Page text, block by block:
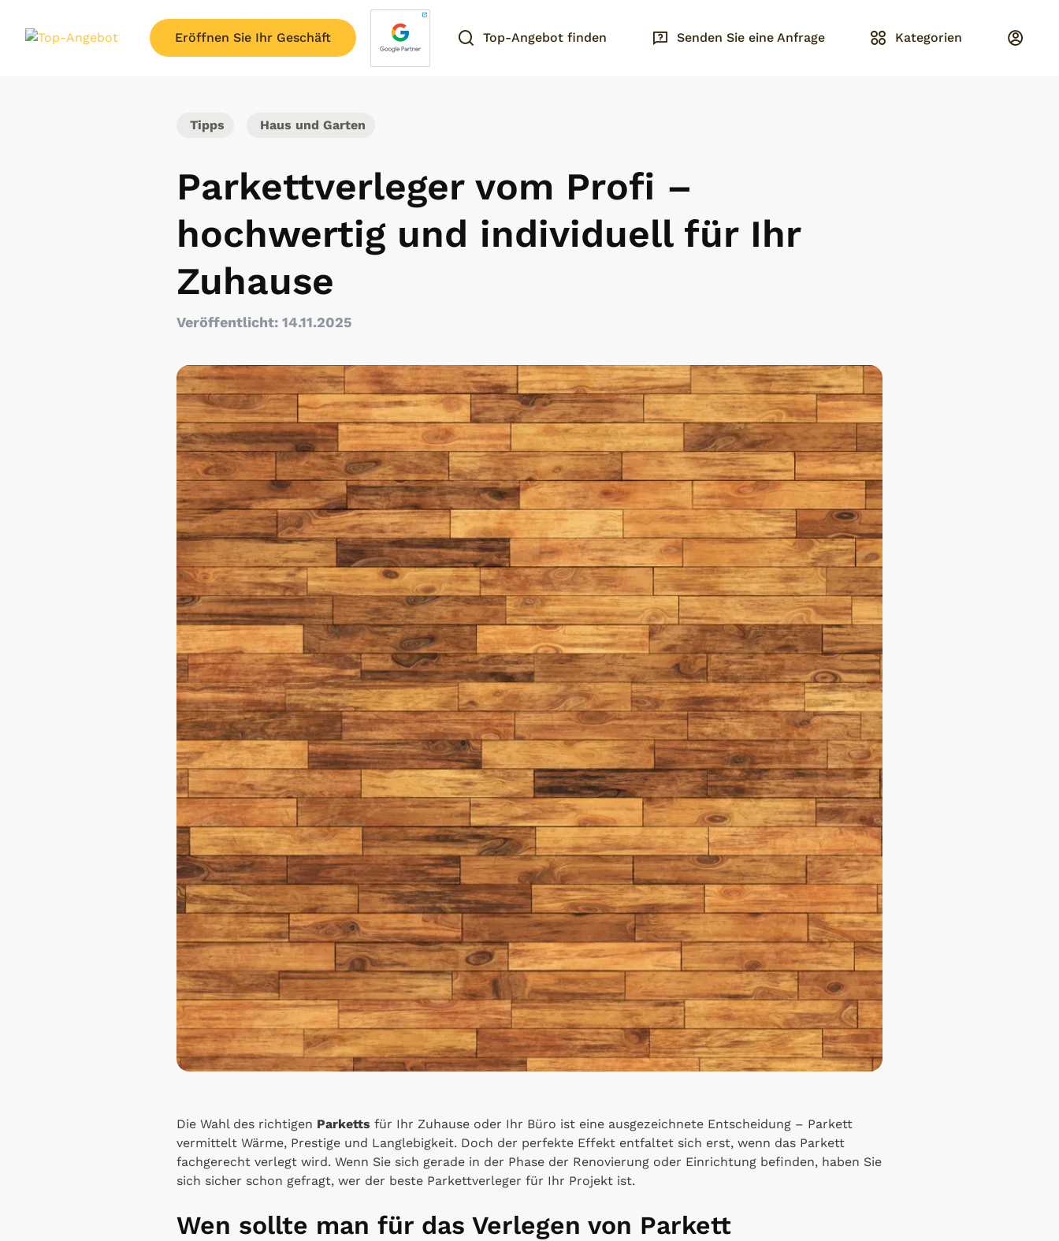
Eröffnen Sie Ihr Geschäft Top-Angebot finden Senden Sie eine Anfrage Kategorien
Tipps Haus und Garten
Parkettverleger vom Profi –
hochwertig und individuell für Ihr
Zuhause
Veröffentlicht: 14.11.2025
Die Wahl des richtigen Parketts für Ihr Zuhause oder Ihr Büro ist eine ausgezeichnete Entscheidung – Parkett
vermittelt Wärme, Prestige und Langlebigkeit. Doch der perfekte Effekt entfaltet sich erst, wenn das Parkett
fachgerecht verlegt wird. Wenn Sie sich gerade in der Phase der Renovierung oder Einrichtung befinden, haben Sie
sich sicher schon gefragt, wer der beste Parkettverleger für Ihr Projekt ist.
Wen sollte man für das Verlegen von Parkett